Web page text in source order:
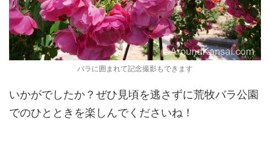
バラに囲まれて記念撮影もできます
いかがでしたか？ぜひ見頃を逃さずに荒牧バラ公園
でのひとときを楽しんでくださいね！